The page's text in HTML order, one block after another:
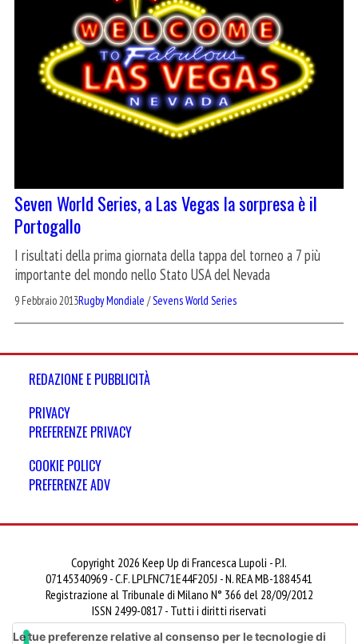
Seven World Series, a Las Vegas la sorpresa è il
Portogallo
I risultati della prima giornata della tappa del torneo a 7 più
importante del mondo nello Stato USA del Nevada
9 Febbraio 2013Rugby Mondiale /Sevens World Series
REDAZIONE E PUBBLICITÀ
PRIVACY
PREFERENZE PRIVACY
COOKIE POLICY
PREFERENZE ADV
Copyright 2026 Keep Up di Francesca Lupoli - P.I.
07145340969 - C.F. LPLFNC71E44F205J - N. REA MB-1884541
Registrazione al Tribunale di Milano N° 366 del 28/09/2012
ISSN 2499-0817 - Tutti i diritti riservati
Le tue preferenze relative al consenso per le tecnologie di